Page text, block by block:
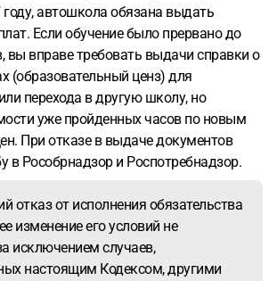
автошкола обязана выдать
Если обучение было прервано до
вы вправе требовать выдачи справки о
(образовательный ценз) для
перехода в другую школу, но
уже пройденных часов по новым
При отказе в выдаче документов
в Рособрнадзор и Роспотребнадзор.
отказ от исполнения обязательства
изменение его условий не
исключением случаев,
настоящим Кодексом, другими